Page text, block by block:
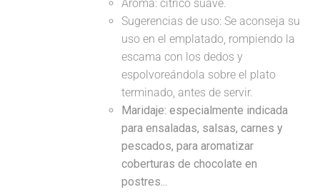
Aroma: cítrico suave.
Sugerencias de uso: Se aconseja su
uso en el emplatado, rompiendo la
escama con los dedos y
espolvoreándola sobre el plato
terminado, antes de servir.
Maridaje: especialmente indicada
para ensaladas, salsas, carnes y
pescados, para aromatizar
coberturas de chocolate en
postres...